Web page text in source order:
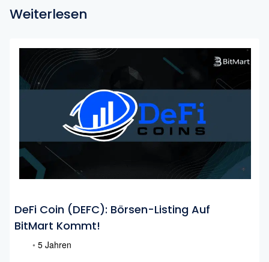
Weiterlesen
DeFi Coin (DEFC): Börsen-Listing Auf
BitMart Kommt!
• 5 Jahren